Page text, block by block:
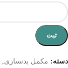
ثبت
دسته: مکمل بدنسازی,